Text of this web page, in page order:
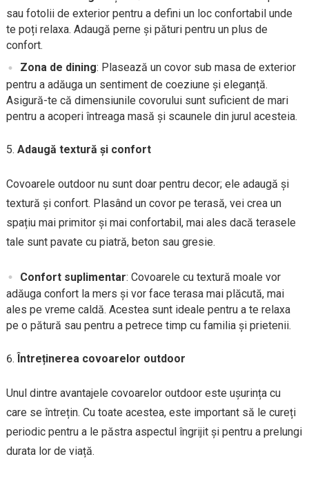
sau fotolii de exterior pentru a defini un loc confortabil unde
te poți relaxa. Adaugă perne și pături pentru un plus de
confort.
Zona de dining: Plasează un covor sub masa de exterior
pentru a adăuga un sentiment de coeziune și eleganță.
Asigură-te că dimensiunile covorului sunt suficient de mari
pentru a acoperi întreaga masă și scaunele din jurul acesteia.
Adaugă textură și confort
Covoarele outdoor nu sunt doar pentru decor; ele adaugă și
textură și confort. Plasând un covor pe terasă, vei crea un
spațiu mai primitor și mai confortabil, mai ales dacă terasele
tale sunt pavate cu piatră, beton sau gresie.
Confort suplimentar: Covoarele cu textură moale vor
adăuga confort la mers și vor face terasa mai plăcută, mai
ales pe vreme caldă. Acestea sunt ideale pentru a te relaxa
pe o pătură sau pentru a petrece timp cu familia și prietenii.
Întreținerea covoarelor outdoor
Unul dintre avantajele covoarelor outdoor este ușurința cu
care se întrețin. Cu toate acestea, este important să le cureți
periodic pentru a le păstra aspectul îngrijit și pentru a prelungi
durata lor de viață.